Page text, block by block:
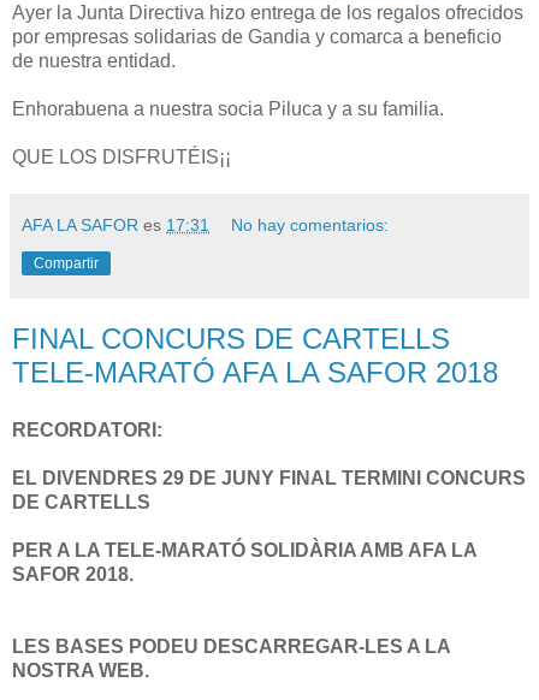
Ayer la Junta Directiva hizo entrega de los regalos ofrecidos
por empresas solidarias de Gandia y comarca a beneficio
de nuestra entidad.
Enhorabuena a nuestra socia Piluca y a su familia.
QUE LOS DISFRUTÉIS¡¡
AFA LA SAFOR es 17:31 No hay comentarios:
Compartir
FINAL CONCURS DE CARTELLS
TELE-MARATÓ AFA LA SAFOR 2018
RECORDATORI:
EL DIVENDRES 29 DE JUNY FINAL TERMINI CONCURS
DE CARTELLS
PER A LA TELE-MARATÓ SOLIDÀRIA AMB AFA LA
SAFOR 2018.
LES BASES PODEU DESCARREGAR-LES A LA
NOSTRA WEB.